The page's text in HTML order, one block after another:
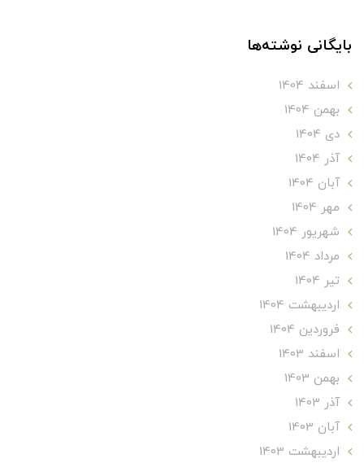
بایگانی نوشته‌ها
اسفند 1404
بهمن 1404
دی 1404
آذر 1404
آبان 1404
مهر 1404
شهریور 1404
مرداد 1404
تير 1404
ارديبهشت 1404
فروردین 1404
اسفند 1403
بهمن 1403
آذر 1403
آبان 1403
ارديبهشت 1403